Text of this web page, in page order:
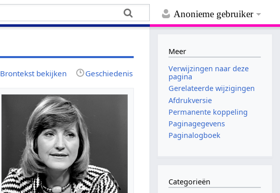
Anonieme gebruiker
Brontekst bekijken Geschiedenis
Meer
Verwijzingen naar deze
pagina
Gerelateerde wijzigingen
Afdrukversie
Permanente koppeling
Paginagegevens
Paginalogboek
Categorieën